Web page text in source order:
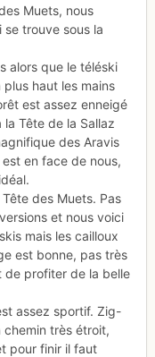
Muets, nous
trouve sous la
alors que le téléski
haut les mains
est assez enneigé
Tête de la Sallaz
des Aravis
est en face de nous,
des Muets. Pas
et nous voici
mais les cailloux
est bonne, pas très
de profiter de la belle
assez sportif. Zig-
très étroit,
pour finir il faut